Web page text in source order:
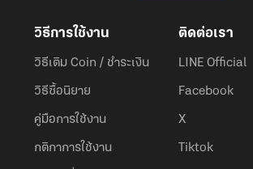
วิธีการใช้งาน
วิธีเติม Coin / ชำระเงิน
วิธีซื้อนิยาย
คู่มือการใช้งาน
กติกาการใช้งาน
ติดต่อเรา
LINE Official
Facebook
X
Tiktok